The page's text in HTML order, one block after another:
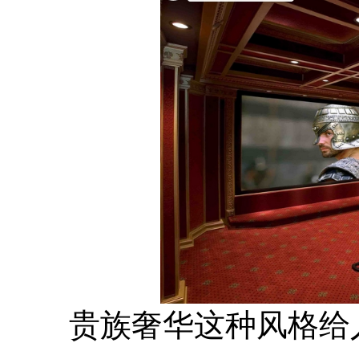
贵族奢华这种风格给